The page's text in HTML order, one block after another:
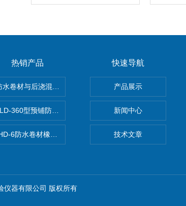
热销产品
水卷材与后浇混凝土剥离强度试验夹具
360型预铺防水卷材抗冲击性能试验仪
6防水卷材橡胶测厚仪
快速导航
产品展示
新闻中心
技术文章
仪器有限公司 版权所有